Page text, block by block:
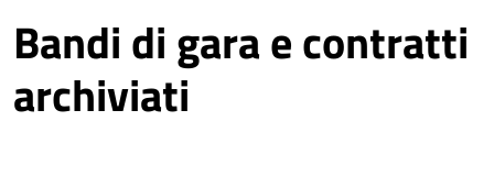
Bandi di gara e contratti
archiviati